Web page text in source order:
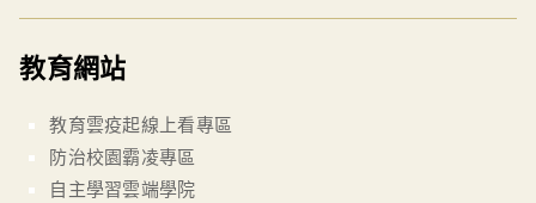
教育網站
教育雲疫起線上看專區
防治校園霸凌專區
自主學習雲端學院